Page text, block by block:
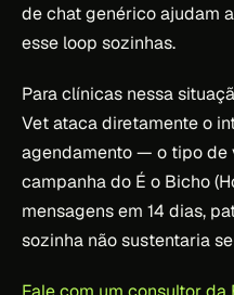
de chat genérico ajudam
esse loop sozinhas.
Para clínicas nessa
Vet ataca diretamente o
agendamento — o tipo de
campanha do É o Bicho
mensagens em 14 dias,
sozinha não sustentaria